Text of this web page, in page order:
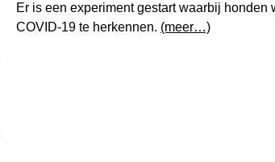
Er is een experiment gestart waarbij
COVID-19 te herkennen. (meer…)